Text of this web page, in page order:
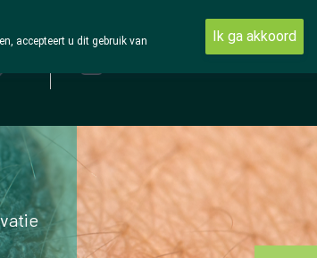
accepteert u dit gebruik van
Ik ga akkoord